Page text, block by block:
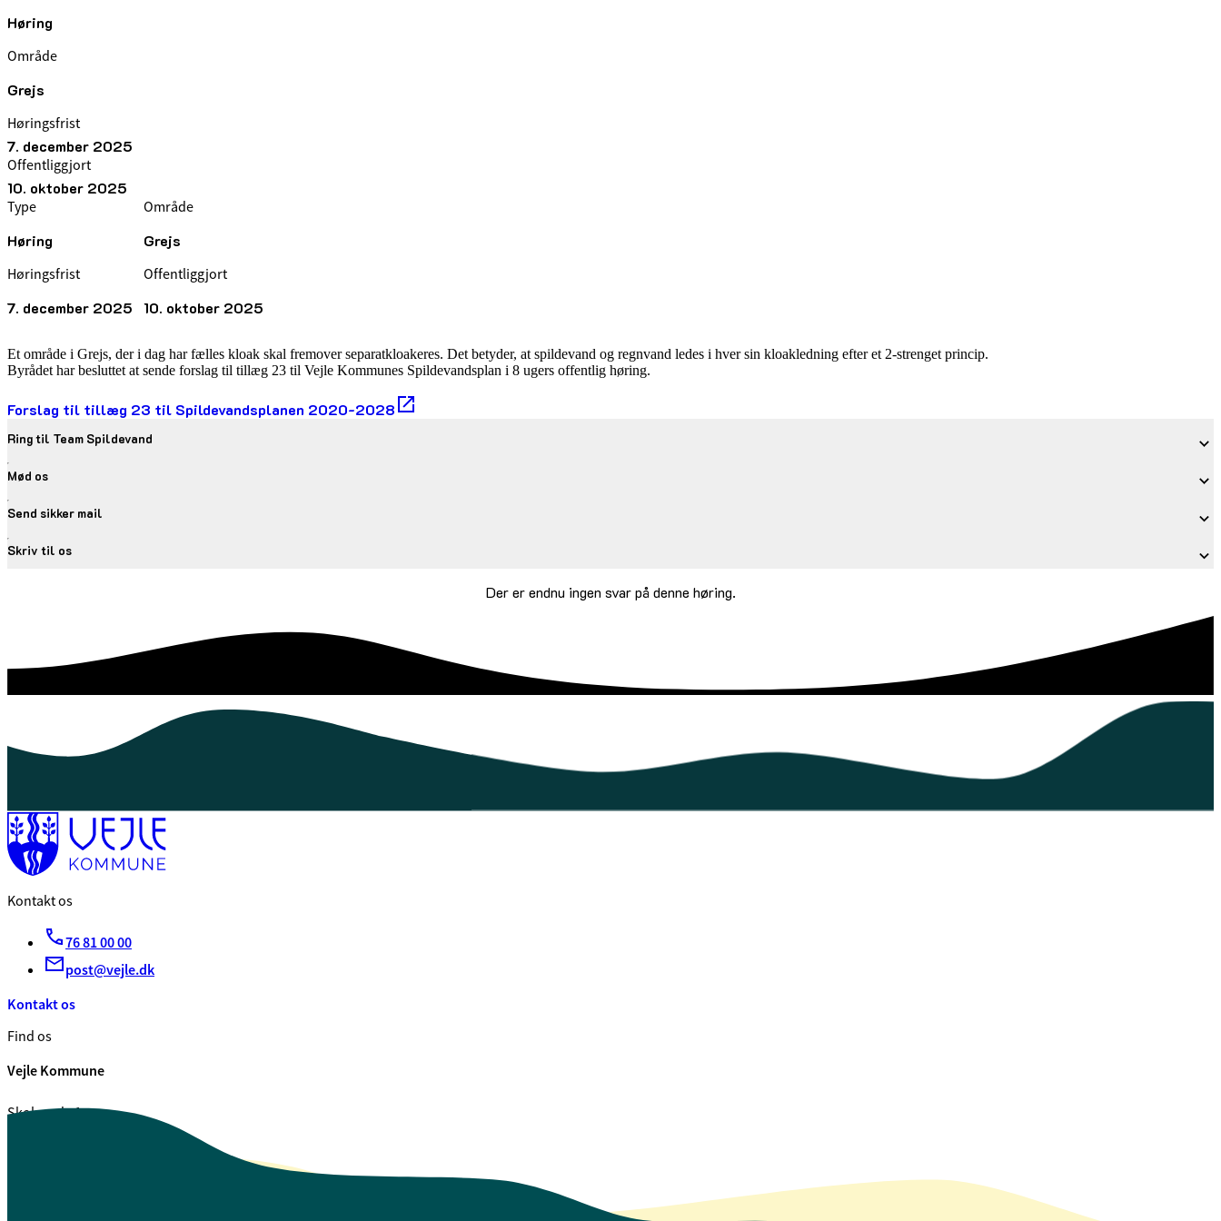
Høring
Område
Grejs
Høringsfrist
7. december 2025
Offentliggjort
10. oktober 2025
Type
Høring
Område
Grejs
Høringsfrist
7. december 2025
Offentliggjort
10. oktober 2025
Et område i Grejs, der i dag har fælles kloak skal fremover separatkloakeres. Det betyder, at spildevand og regnvand ledes i hver sin kloakledning efter et 2-strenget princip.
Byrådet har besluttet at sende forslag til tillæg 23 til Vejle Kommunes Spildevandsplan i 8 ugers offentlig høring.
Forslag til tillæg 23 til Spildevandsplanen 2020-2028
Ring til Team Spildevand
Mød os
Send sikker mail
Skriv til os
Der er endnu ingen svar på denne høring.
Kontakt os
76 81 00 00
post@vejle.dk
Kontakt os
Find os
Vejle Kommune
Skolegade 1